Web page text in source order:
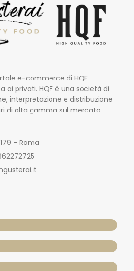
e-commerce di HQF
ai privati. HQF è una società di
interpretazione e distribuzione
di alta gamma sul mercato
– Roma